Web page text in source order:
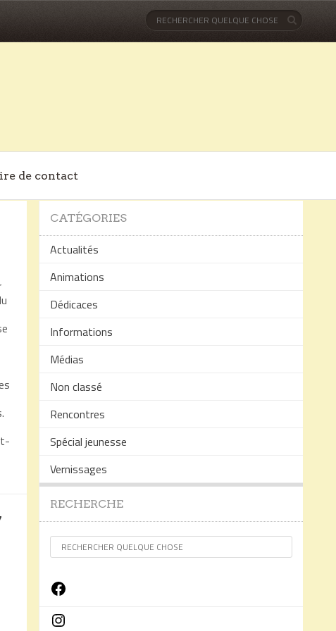
de contact
CATÉGORIES
Actualités
Animations
Dédicaces
Informations
Médias
Non classé
Rencontres
Spécial jeunesse
Vernissages
RECHERCHE